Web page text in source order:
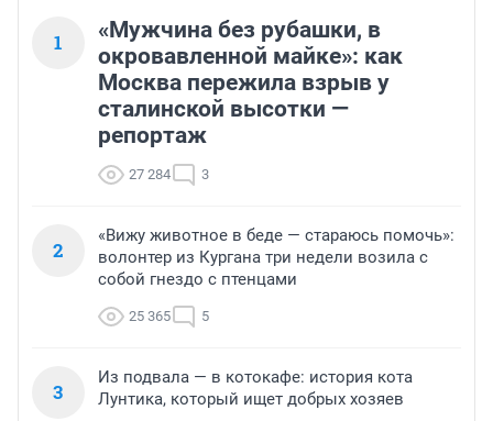
1
«Мужчина без рубашки, в
окровавленной майке»: как
Москва пережила взрыв у
сталинской высотки —
репортаж
27 284 3
2
«Вижу животное в беде — стараюсь помочь»:
волонтер из Кургана три недели возила с
собой гнездо с птенцами
25 365 5
3
Из подвала — в котокафе: история кота
Лунтика, который ищет добрых хозяев